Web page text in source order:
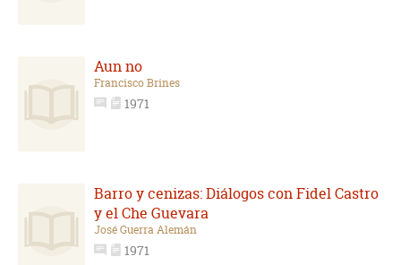
Aun no
Francisco Brines
1971
Barro y cenizas: Diálogos con Fidel Castro
y el Che Guevara
José Guerra Alemán
1971